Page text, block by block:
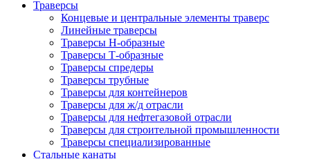
Траверсы
Концевые и центральные элементы траверс
Линейные траверсы
Траверсы Н-образные
Траверсы Т-образные
Траверсы спредеры
Траверсы трубные
Траверсы для контейнеров
Траверсы для ж/д отрасли
Траверсы для нефтегазовой отрасли
Траверсы для строительной промышленности
Траверсы специализированные
Стальные канаты